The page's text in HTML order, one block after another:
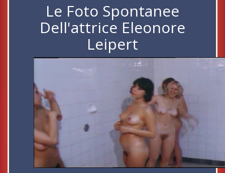
Le Foto Spontanee
Dell'attrice Eleonore
Leipert